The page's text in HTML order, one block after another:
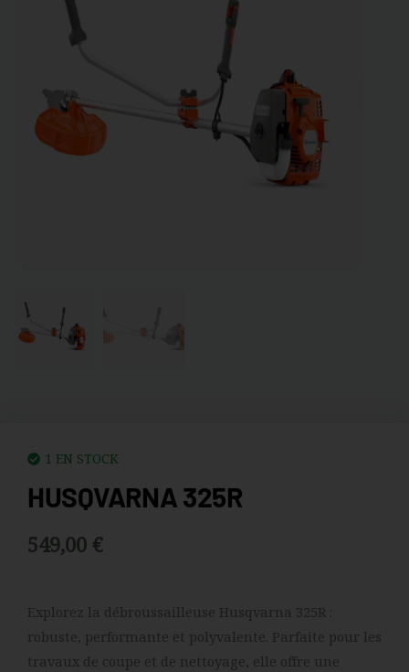
1 EN STOCK
HUSQVARNA 325R
549,00 €
Explorez la débroussailleuse Husqvarna 325R :
robuste, performante et polyvalente. Parfaite pour les
travaux de coupe et de nettoyage, elle offre une